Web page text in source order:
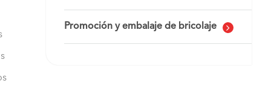
Promoción y embalaje de bricolaje